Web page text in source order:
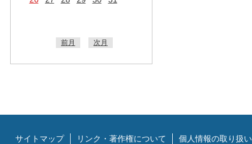
前月 次月
サイトマップ リンク・著作権について 個人情報の取り扱い